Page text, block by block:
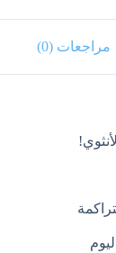
مراجعات (0)